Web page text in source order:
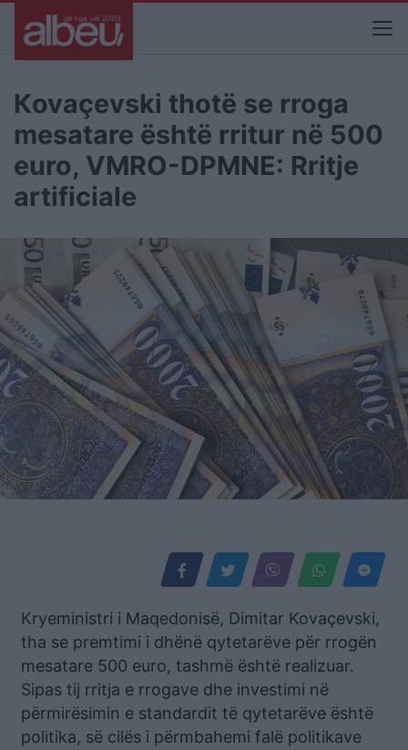
Кovaçevski thotë se rroga
mesatare është rritur në 500
euro, VMRO-DPMNE: Rritje
artificiale
Kryeministri i Maqedonisë, Dimitar Kovaçevski,
tha se premtimi i dhënë qytetarëve për rrogën
mesatare 500 euro, tashmë është realizuar.
Sipas tij rritja e rrogave dhe investimi në
përmirësimin e standardit të qytetarëve është
politika, së cilës i përmbahemi falë politikave